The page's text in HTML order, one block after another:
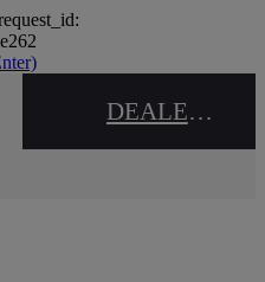
DEALER NAME